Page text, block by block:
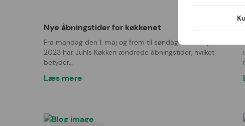
Nye åbningstider for køkkenet
Fra mandag den 1. maj og frem til søndag den 25. juni
2023 har Juhls Køkken ændrede åbningstider, hvilket
betyder…
Læs mere